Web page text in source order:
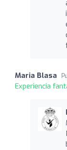
Maria Blasa
Experiencia